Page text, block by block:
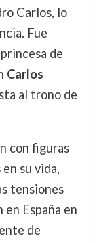
Carlos, lo
Fue
de
Carlos
al trono de
con figuras
su vida,
tensiones
España en
de